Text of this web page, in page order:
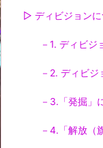
▷ ディビジョンに
－1. ディビジ
－2. ディビ
－3.「発掘」
－4.「解放（